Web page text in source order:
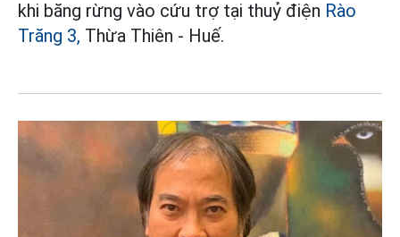
khi băng rừng vào cứu trợ tại thuỷ điện Rào
Trăng 3, Thừa Thiên - Huế.